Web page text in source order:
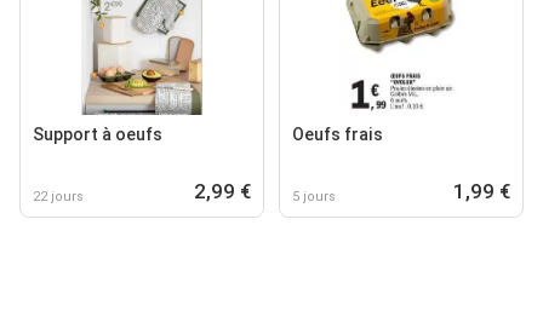
Support à oeufs
22 jours 2,99 €
Oeufs frais
5 jours 1,99 €